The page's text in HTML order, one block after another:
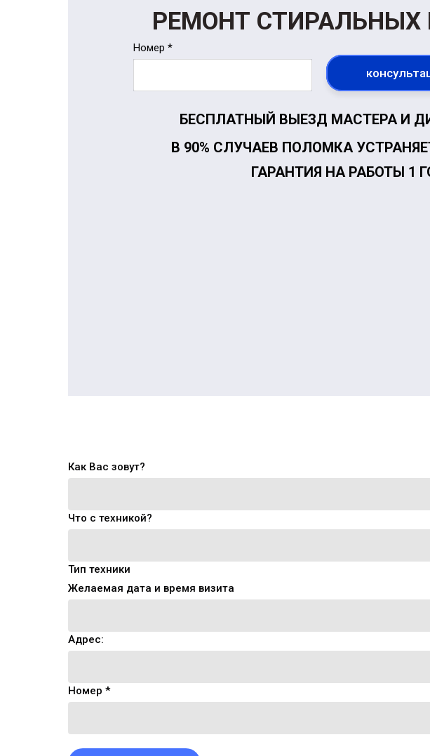
РЕМОНТ
Номер *
БЕСПЛАТНЫЙ ВЫЕЗД МАСТЕРА И
В 90% СЛУЧАЕВ ПОЛОМКА
ГАРАНТИЯ НА РАБОТЫ 1
Как Вас зовут?
Что с техникой?
Тип техники
Желаемая дата и время визита
Адрес:
Номер *